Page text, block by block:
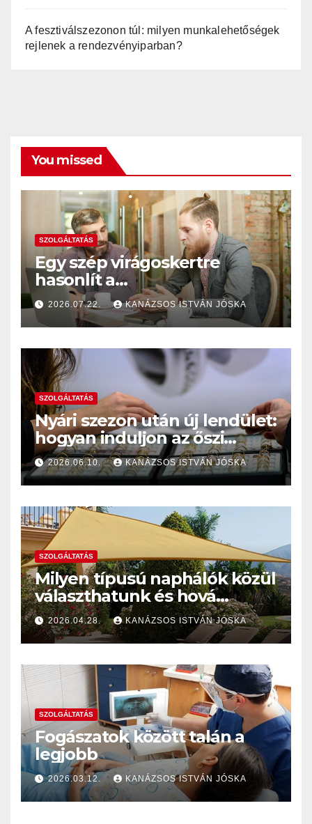
A fesztiválszezonon túl: milyen munkalehetőségek
rejlenek a rendezvényiparban?
You missed
SZOLGÁLTATÁS
Egy szép virágoskertre
hasonlít a
székhelyszolgáltatásuk
2026.07.22. KANÁZSOS ISTVÁN JÓSKA
SZOLGÁLTATÁS
Nyári szezon után új lendület:
hogyan induljon az őszi
álláskeresés?
2026.06.10. KANÁZSOS ISTVÁN JÓSKA
SZOLGÁLTATÁS
Milyen típusú naphálók közül
választhatunk és hová
szereltessünk naphálót
napellenző helyett?
2026.04.28. KANÁZSOS ISTVÁN JÓSKA
SZOLGÁLTATÁS
Fogászatok között talán a
legjobb
2026.03.12. KANÁZSOS ISTVÁN JÓSKA